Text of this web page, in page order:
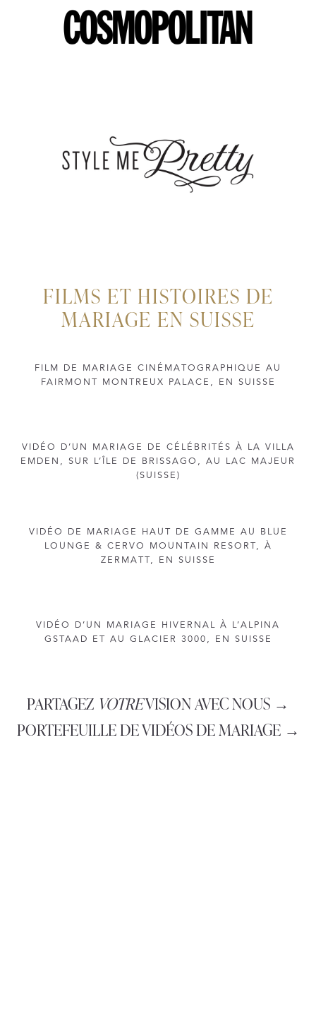
FILMS ET HISTOIRES DE
MARIAGE EN SUISSE
FILM DE MARIAGE CINÉMATOGRAPHIQUE AU
FAIRMONT MONTREUX PALACE, EN SUISSE
VIDÉO D’UN MARIAGE DE CÉLÉBRITÉS À LA VILLA
EMDEN, SUR L’ÎLE DE BRISSAGO, AU LAC MAJEUR
(SUISSE)
VIDÉO DE MARIAGE HAUT DE GAMME AU BLUE
LOUNGE & CERVO MOUNTAIN RESORT, À
ZERMATT, EN SUISSE
VIDÉO D’UN MARIAGE HIVERNAL À L’ALPINA
GSTAAD ET AU GLACIER 3000, EN SUISSE
PARTAGEZ VOTREVISION AVEC NOUS →
PORTEFEUILLE DE VIDÉOS DE MARIAGE →